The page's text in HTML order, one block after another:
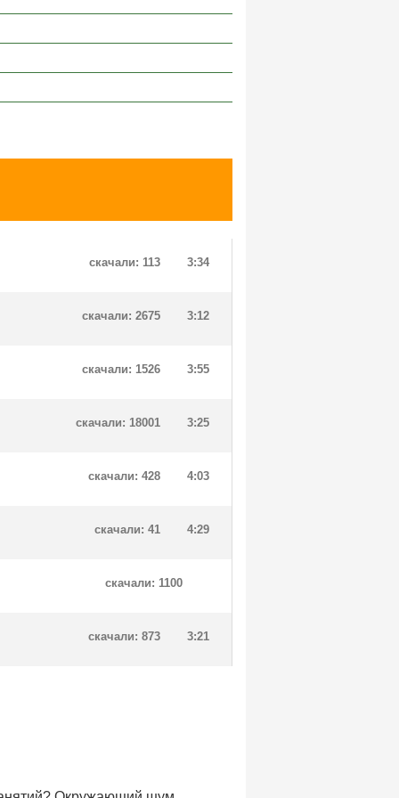
3:34
скачали: 113
3:12
скачали: 2675
3:55
скачали: 1526
3:25
скачали: 18001
4:03
скачали: 428
4:29
скачали: 41
скачали: 1100
3:21
скачали: 873